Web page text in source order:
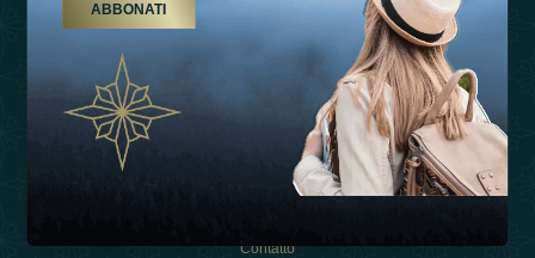
Esperienza
Contatto
ABBONATI